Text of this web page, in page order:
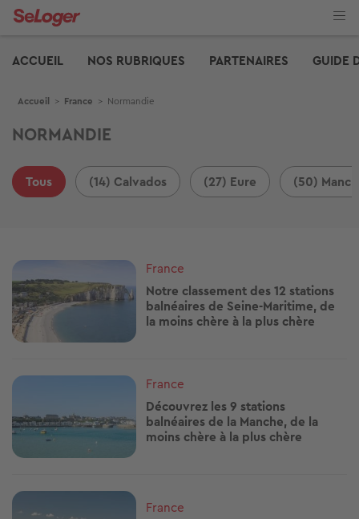
Aller
ACCUEIL
NOS RUBRIQUES PARTENAIRES GUIDE
Fil d'Ariane
Accueil > France > Normandie
NORMANDIE
Tous (14) Calvados (27) Eure (50)
Image
France
Notre classement des 12 stations
balnéaires de Seine-Maritime, de
la moins chère à la plus chère
Image
France
Découvrez les 9 stations
balnéaires de la Manche, de la
moins chère à la plus chère
Image
France